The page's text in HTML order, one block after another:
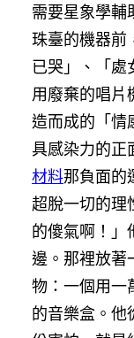
需要星象學輔
珠臺的機器前
已哭」、「處
用廢棄的唱片
造而成的「情
具感染力的正
材料那負面的
超脫一切的
的傻氣啊！」
邊。那裡放著
物：一個用一
的音樂盒。他